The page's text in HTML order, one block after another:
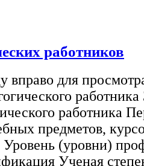
работников
вправо для
работника
работника
предметов,
(уровни)
Ученая